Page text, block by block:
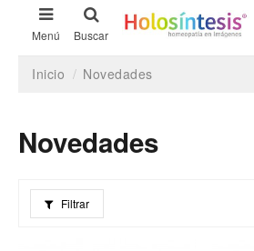
Menú Buscar
Inicio Novedades
Novedades
Filtrar